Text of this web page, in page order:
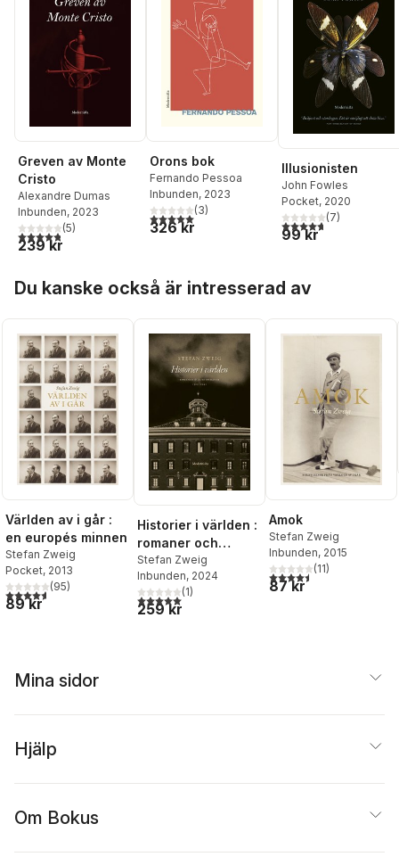
Greven av Monte
Cristo
Alexandre Dumas
Inbunden, 2023
4,8utav 5 stjärnor. Totalt antal röster:
(5)
239 kr
Orons bok
Fernando Pessoa
Inbunden, 2023
5,0utav 5 stjärnor. Totalt antal röster:
(3)
326 kr
Illusionisten
John Fowles
Pocket, 2020
4,7utav 5 stjärnor.
(7)
99 kr
Du kanske också är intresserad av
Världen av i går :
en europés minnen
Stefan Zweig
Pocket, 2013
4,6utav 5 stjärnor. Totalt antal röster:
(95)
89 kr
Historier i världen :
romaner och
kortromaner 1910-
1942
Stefan Zweig
Inbunden, 2024
5,0utav 5 stjärnor. Totalt antal röster:
(1)
259 kr
Amok
Stefan Zweig
Inbunden, 2015
4,5utav 5 stjärnor. Totalt
(11)
87 kr
Mina sidor
Hjälp
Om Bokus